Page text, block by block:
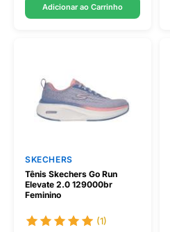
Adicionar ao Carrinho
SKECHERS
Tênis Skechers Go Run
Elevate 2.0 129000br
Feminino
(1)